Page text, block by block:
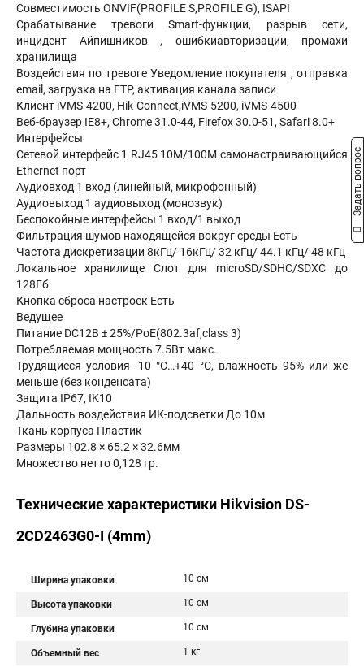
Совместимость ONVIF(PROFILE S,PROFILE G), ISAPI
Срабатывание тревоги Smart-функции, разрыв сети,
инцидент Айпишников , ошибкиавторизации, промахи
хранилища
Воздействия по тревоге Уведомление покупателя , отправка
email, загрузка на FTP, активация канала записи
Клиент iVMS-4200, Hik-Connect,iVMS-5200, iVMS-4500
Веб-браузер IE8+, Chrome 31.0-44, Firefox 30.0-51, Safari 8.0+
Интерфейсы
Сетевой интерфейс 1 RJ45 10M/100M самонастраивающийся
Ethernet порт
Аудиовход 1 вход (линейный, микрофонный)
Аудиовыход 1 аудиовыход (монозвук)
Беспокойные интерфейсы 1 вход/1 выход
Фильтрация шумов находящейся вокруг среды Есть
Частота дискретизации 8кГц/ 16кГц/ 32 кГц/ 44.1 кГц/ 48 кГц
Локальное хранилище Слот для microSD/SDHC/SDXC до
128Гб
Кнопка сброса настроек Есть
Ведущее
Питание DC12В ± 25%/PoE(802.3af,class 3)
Потребляемая мощность 7.5Вт макс.
Трудящиеся условия -10 °C…+40 °C, влажность 95% или же
меньше (без конденсата)
Защита IP67, IK10
Дальность воздействия ИК-подсветки До 10м
Ткань корпуса Пластик
Размеры 102.8 × 65.2 × 32.6мм
Множество нетто 0,128 гр.
Технические характеристики Hikvision DS-
2CD2463G0-I (4mm)
Ширина упаковки 10 см
Высота упаковки 10 см
Глубина упаковки 10 см
Объемный вес 1 кг
Задать вопрос